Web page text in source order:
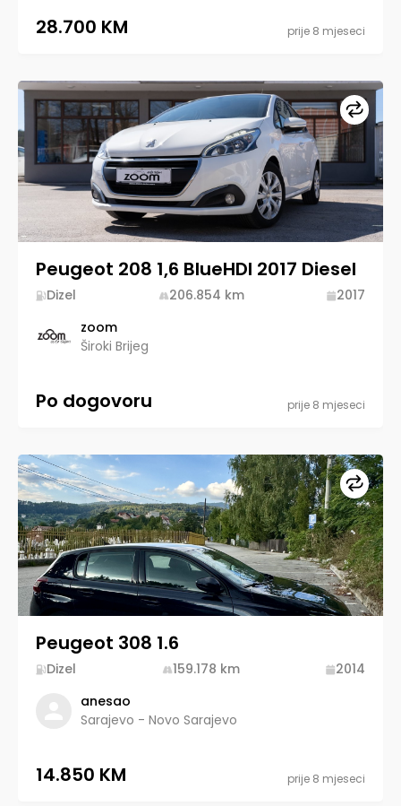
28.700 KM prije 8 mjeseci
Peugeot 208 1,6 BlueHDI 2017 Diesel
Dizel 206.854 km
2017
zoom
Široki Brijeg
Po dogovoru prije 8 mjeseci
Peugeot 308 1.6
Dizel 159.178 km
2014
anesao
Sarajevo - Novo Sarajevo
14.850 KM prije 8 mjeseci